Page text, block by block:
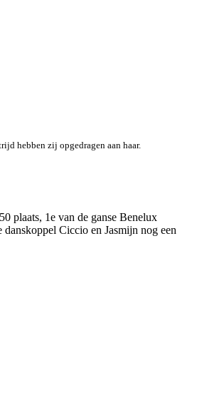
hebben zij opgedragen aan haar.
plaats, 1e van de ganse Benelux
Ciccio en Jasmijn nog een